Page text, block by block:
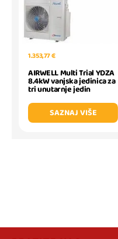
1.353,77 €
AIRWELL Multi Trial YDZA
8.4kW vanjska jedinica za
tri unutarnje jedin
SAZNAJ VIŠE